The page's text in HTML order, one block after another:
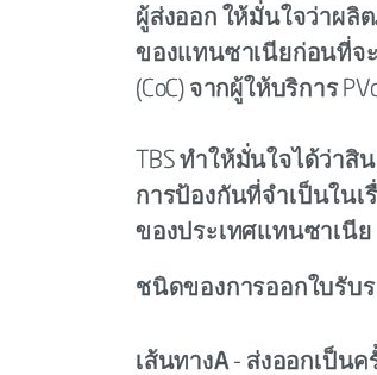
ผู้ส่งออก ให้มั่นใจว่าผ
ของแทนซาเนียก่อนที่จ
(CoC) จากผู้ให้บริการ
TBS ทำให้มั่นใจได้ว่า
การป้องกันที่จำเป็นใน
ของประเทศแทนซาเนีย
ชนิดของการออกใบรับ
เส้นทางA- ส่งออกเป็น